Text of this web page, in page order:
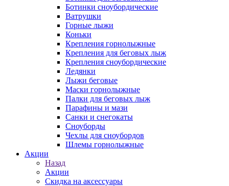
Ботинки сноубордические
Ватрушки
Горные лыжи
Коньки
Крепления горнолыжные
Крепления для беговых лыж
Крепления сноубордические
Ледянки
Лыжи беговые
Маски горнолыжные
Палки для беговых лыж
Парафины и мази
Санки и снегокаты
Сноуборды
Чехлы для сноубордов
Шлемы горнолыжные
Акции
Назад
Акции
Скидка на аксессуары